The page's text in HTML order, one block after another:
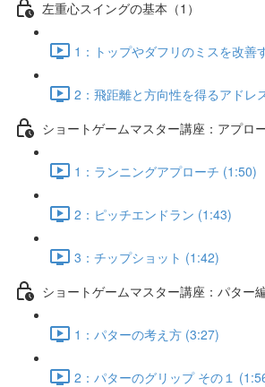
左重心スイングの基本（1）
1：トップやダフリのミスを改善
2：飛距離と方向性を得るアドレ
ショートゲームマスター講座：アプロ
1：ランニングアプローチ (1:50)
2：ピッチエンドラン (1:43)
3：チップショット (1:42)
ショートゲームマスター講座：パター編
1：パターの考え方 (3:27)
2：パターのグリップ その１